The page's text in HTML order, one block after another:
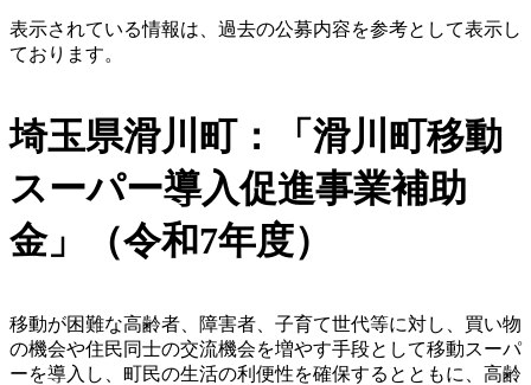
表示されている情報は、過去の公募内容を参考として表示し
ております。
埼玉県滑川町：「滑川町移動
スーパー導入促進事業補助
金」（令和7年度）
移動が困難な高齢者、障害者、子育て世代等に対し、買い物
の機会や住民同士の交流機会を増やす手段として移動スーパ
ーを導入し、町民の生活の利便性を確保するとともに、高齢